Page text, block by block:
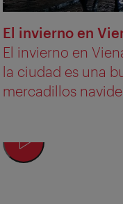
El invierno en
El invierno en
la ciudad es una
mercadillos